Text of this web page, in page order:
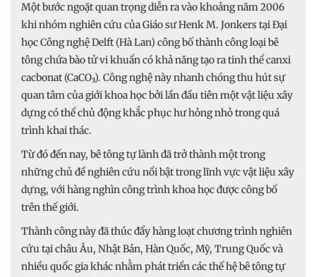
Một bước ngoặt quan trọng diễn ra vào khoảng năm 2006
khi nhóm nghiên cứu của Giáo sư Henk M. Jonkers tại Đại
học Công nghệ Delft (Hà Lan) công bố thành công loại bê
tông chứa bào tử vi khuẩn có khả năng tạo ra tinh thể canxi
cacbonat (CaCO₃). Công nghệ này nhanh chóng thu hút sự
quan tâm của giới khoa học bởi lần đầu tiên một vật liệu xây
dựng có thể chủ động khắc phục hư hỏng nhỏ trong quá
trình khai thác.
Từ đó đến nay, bê tông tự lành đã trở thành một trong
những chủ đề nghiên cứu nổi bật trong lĩnh vực vật liệu xây
dựng, với hàng nghìn công trình khoa học được công bố
trên thế giới.
Thành công này đã thúc đẩy hàng loạt chương trình nghiên
cứu tại châu Âu, Nhật Bản, Hàn Quốc, Mỹ, Trung Quốc và
nhiều quốc gia khác nhằm phát triển các thế hệ bê tông tự